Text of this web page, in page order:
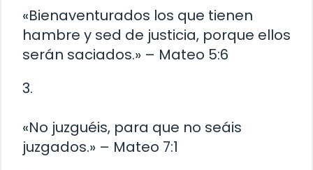
«Bienaventurados los que tienen
hambre y sed de justicia, porque ellos
serán saciados.» – Mateo 5:6
3.
«No juzguéis, para que no seáis
juzgados.» – Mateo 7:1